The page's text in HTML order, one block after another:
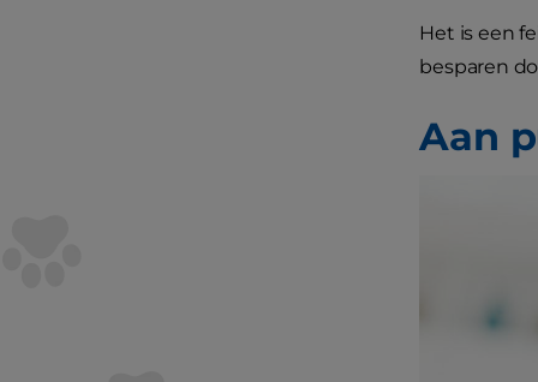
Het is een
besparen
Aan